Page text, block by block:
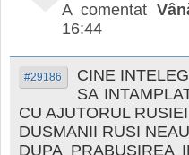
A comentat
16:44
#29186
CINE
SA
CU AJUTORUL
DUSMANII RUSI
DUPA PRABUSIREA